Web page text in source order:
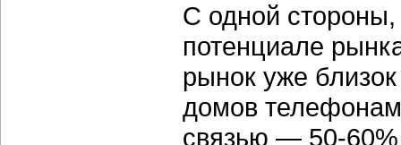
С одной
потенциале
рынок уже
домов
связью — 50-60%